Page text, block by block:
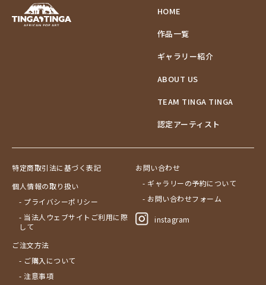
HOME
作品一覧
ギャラリー紹介
ABOUT US
TEAM TINGA TINGA
認定アーティスト
特定商取引法に基づく表記
個人情報の取り扱い
- プライバシーポリシー
- 当法人ウェブサイトご利用に際
して
ご注文方法
- ご購入について
- 注意事項
お問い合わせ
- ギャラリーの予約について
- お問い合わせフォーム
instagram